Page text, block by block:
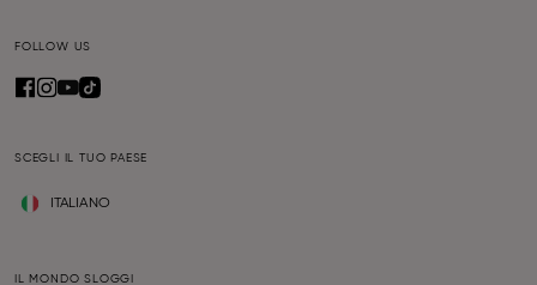
FOLLOW US
SCEGLI IL TUO PAESE
ITALIANO
IL MONDO SLOGGI